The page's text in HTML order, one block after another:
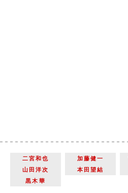
二宮和也 加藤健一
山田洋次
本田望結
黒木華